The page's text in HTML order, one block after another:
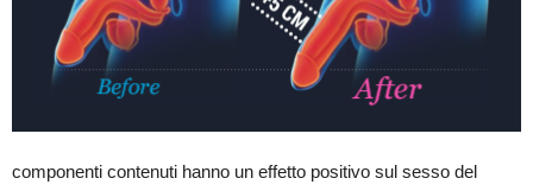
componenti contenuti hanno un effetto positivo sul sesso del